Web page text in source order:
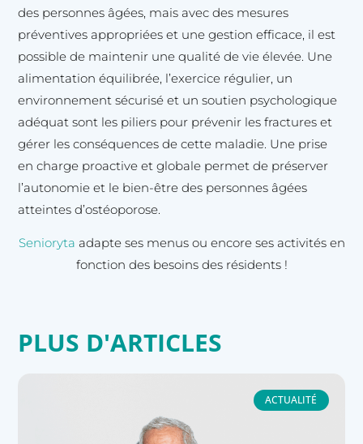
des personnes âgées, mais avec des mesures
préventives appropriées et une gestion efficace, il est
possible de maintenir une qualité de vie élevée. Une
alimentation équilibrée, l’exercice régulier, un
environnement sécurisé et un soutien psychologique
adéquat sont les piliers pour prévenir les fractures et
gérer les conséquences de cette maladie. Une prise
en charge proactive et globale permet de préserver
l’autonomie et le bien-être des personnes âgées
atteintes d’ostéoporose.
Senioryta adapte ses menus ou encore ses activités en
fonction des besoins des résidents !
PLUS D'ARTICLES
ACTUALITÉ